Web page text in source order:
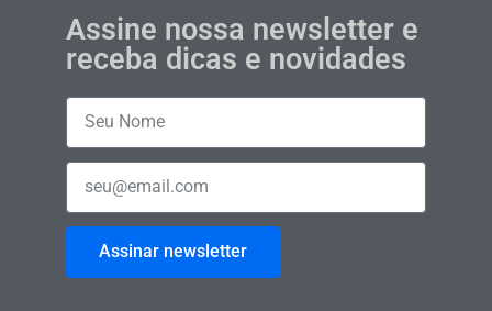
Assine nossa newsletter e
receba dicas e novidades
Assinar newsletter